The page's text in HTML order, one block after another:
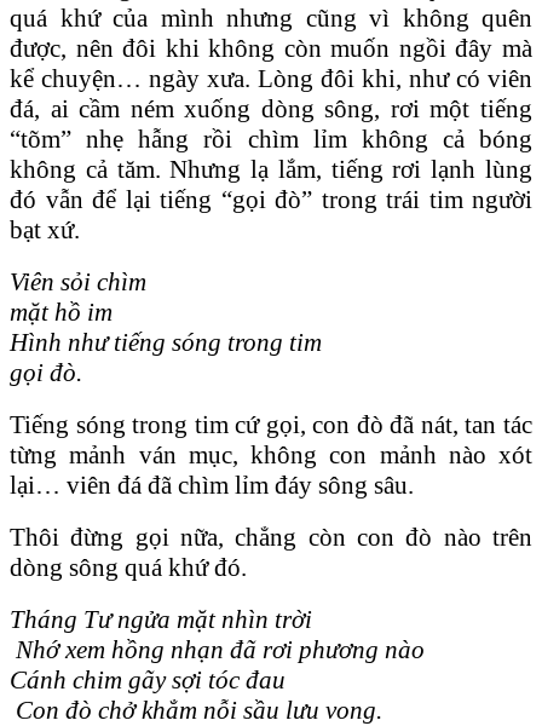
quá khứ của mình nhưng cũng vì không quên
được, nên đôi khi không còn muốn ngồi đây mà
kể chuyện… ngày xưa. Lòng đôi khi, như có viên
đá, ai cầm ném xuống dòng sông, rơi một tiếng
“tõm” nhẹ hẫng rồi chìm lỉm không cả bóng
không cả tăm. Nhưng lạ lắm, tiếng rơi lạnh lùng
đó vẫn để lại tiếng “gọi đò” trong trái tim người
bạt xứ.
Viên sỏi chìm
mặt hồ im
Hình như tiếng sóng trong tim
gọi đò.
Tiếng sóng trong tim cứ gọi, con đò đã nát, tan tác
từng mảnh ván mục, không con mảnh nào xót
lại… viên đá đã chìm lỉm đáy sông sâu.
Thôi đừng gọi nữa, chẳng còn con đò nào trên
dòng sông quá khứ đó.
Tháng Tư ngửa mặt nhìn trời
Nhớ xem hồng nhạn đã rơi phương nào
Cánh chim gãy sợi tóc đau
Con đò chở khẳm nỗi sầu lưu vong.